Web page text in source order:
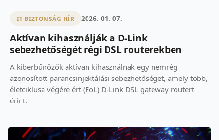
IT BIZTONSÁG HÍR 2026. 01. 07.
Aktívan kihasználják a D-Link
sebezhetőségét régi DSL routerekben
A kiberbűnözők aktívan kihasználnak egy nemrég
azonosított parancsinjektálási sebezhetőséget, amely több,
életciklusa végére ért (EoL) D-Link DSL gateway routert
érint.